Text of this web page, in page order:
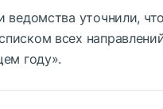
ведомства уточнили,
всех
году».